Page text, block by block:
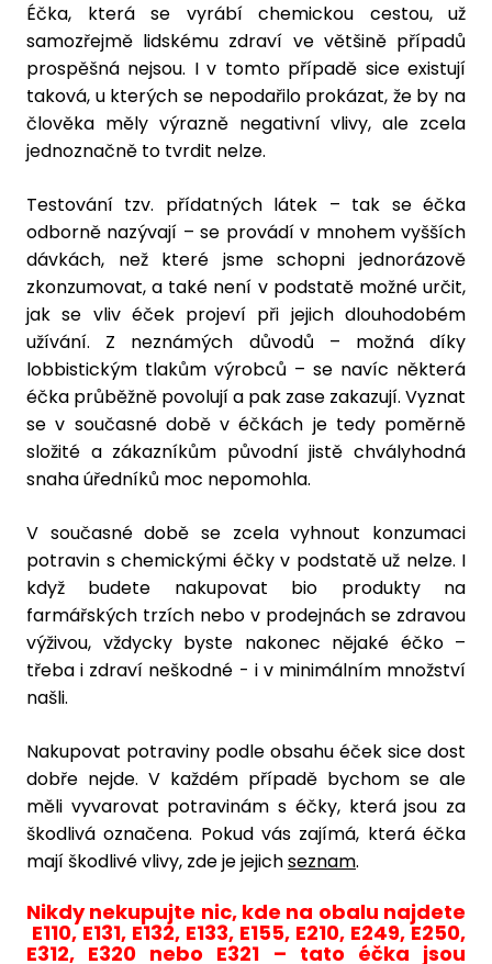
Éčka, která se vyrábí chemickou cestou, už
samozřejmě lidskému zdraví ve většině případů
prospěšná nejsou. I v tomto případě sice existují
taková, u kterých se nepodařilo prokázat, že by na
člověka měly výrazně negativní vlivy, ale zcela
jednoznačně to tvrdit nelze.
Testování tzv. přídatných látek – tak se éčka
odborně nazývají – se provádí v mnohem vyšších
dávkách, než které jsme schopni jednorázově
zkonzumovat, a také není v podstatě možné určit,
jak se vliv éček projeví při jejich dlouhodobém
užívání. Z neznámých důvodů – možná díky
lobbistickým tlakům výrobců – se navíc některá
éčka průběžně povolují a pak zase zakazují. Vyznat
se v současné době v éčkách je tedy poměrně
složité a zákazníkům původní jistě chvályhodná
snaha úředníků moc nepomohla.
V současné době se zcela vyhnout konzumaci
potravin s chemickými éčky v podstatě už nelze. I
když budete nakupovat bio produkty na
farmářských trzích nebo v prodejnách se zdravou
výživou, vždycky byste nakonec nějaké éčko –
třeba i zdraví neškodné - i v minimálním množství
našli.
Nakupovat potraviny podle obsahu éček sice dost
dobře nejde. V každém případě bychom se ale
měli vyvarovat potravinám s éčky, která jsou za
škodlivá označena. Pokud vás zajímá, která éčka
mají škodlivé vlivy, zde je jejichseznam.
Nikdy nekupujte nic, kde na obalu najdete
E110, E131, E132, E133, E155, E210, E249, E250,
E312, E320 nebo E321 – tato éčka jsou